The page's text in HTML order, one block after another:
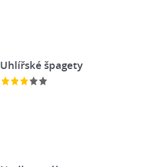
Uhlířské špagety